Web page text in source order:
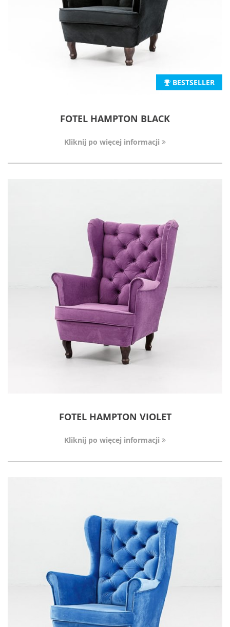
BESTSELLER
FOTEL HAMPTON BLACK
Kliknij po więcej informacji
FOTEL HAMPTON VIOLET
Kliknij po więcej informacji